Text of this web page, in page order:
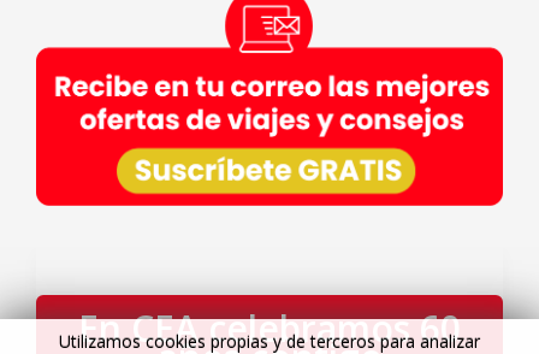
En CEA celebramos 60
Utilizamos cookies propias y de terceros para analizar